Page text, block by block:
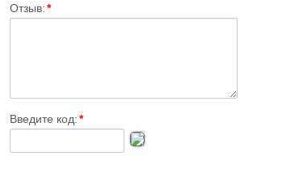
Отзыв:*
Введите код:*